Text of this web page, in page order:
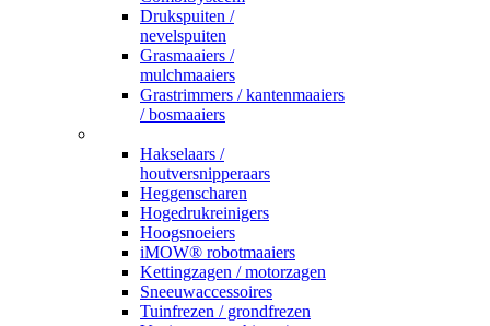
Drukspuiten /
nevelspuiten
Grasmaaiers /
mulchmaaiers
Grastrimmers / kantenmaaiers
/ bosmaaiers
Hakselaars /
houtversnipperaars
Heggenscharen
Hogedrukreinigers
Hoogsnoeiers
iMOW® robotmaaiers
Kettingzagen / motorzagen
Sneeuwaccessoires
Tuinfrezen / grondfrezen